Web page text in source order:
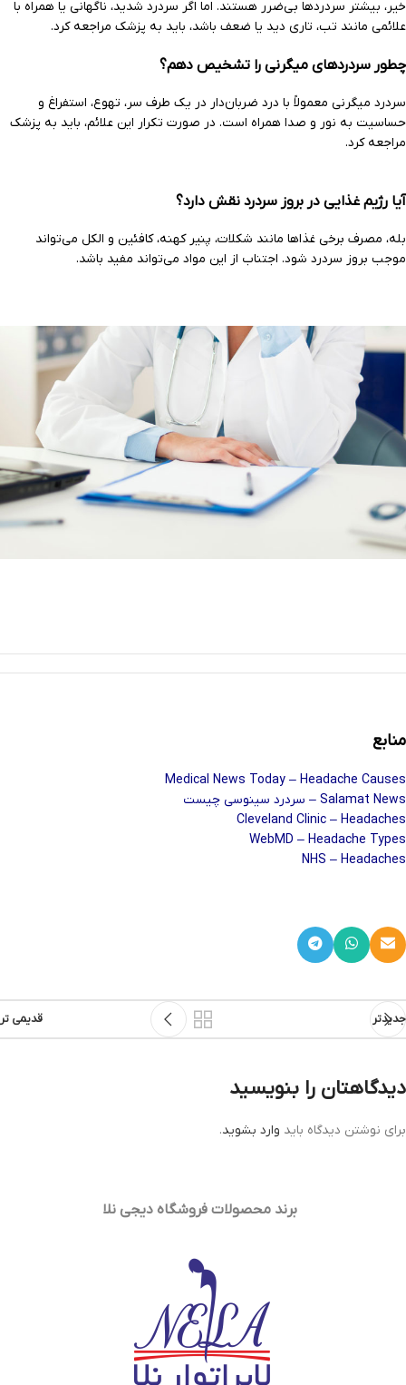
خیر، بیشتر سردردها بی‌ضرر هستند. اما اگر سردرد شدید، ناگهانی یا همراه با
علائمی مانند تب، تاری دید یا ضعف باشد، باید به پزشک مراجعه کرد.
چطور سردردهای میگرنی را تشخیص دهم؟
سردرد میگرنی معمولاً با درد ضربان‌دار در یک طرف سر، تهوع، استفراغ و
حساسیت به نور و صدا همراه است. در صورت تکرار این علائم، باید به پزشک
مراجعه کرد.
آیا رژیم غذایی در بروز سردرد نقش دارد؟
بله، مصرف برخی غذاها مانند شکلات، پنیر کهنه، کافئین و الکل می‌تواند
موجب بروز سردرد شود. اجتناب از این مواد می‌تواند مفید باشد.
منابع
Medical News Today – Headache Causes
Salamat News – سردرد سینوسی چیست
Cleveland Clinic – Headaches
WebMD – Headache Types
NHS – Headaches
جدیدتر قدیمی تر
دیدگاهتان را بنویسید
برای نوشتن دیدگاه باید وارد بشوید.
برند محصولات فروشگاهدیجی نلا